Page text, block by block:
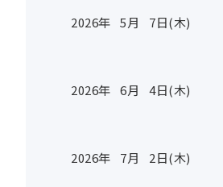
2026年 5月 7日(木)
2026年 6月 4日(木)
2026年 7月 2日(木)